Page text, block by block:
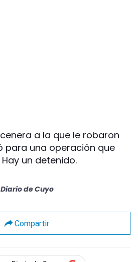
a la que le robaron
para una operación que
un detenido.
de Cuyo
Compartir